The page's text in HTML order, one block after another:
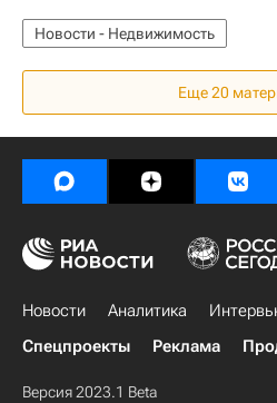
Торговая недвижимость
Новости - Недвижимость
Коммерческая недвижимость
Торговая недвижимость
Еще 20
Новости Аналитика
Спецпроекты
Реклама
Версия 2023.1 Beta